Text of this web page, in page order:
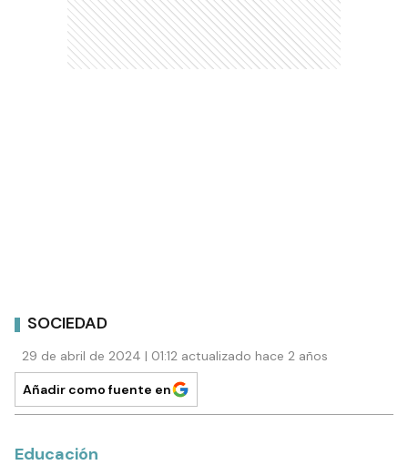
SOCIEDAD
29 de abril de 2024 | 01:12 actualizado hace 2 años
Añadir como fuente en
Educación